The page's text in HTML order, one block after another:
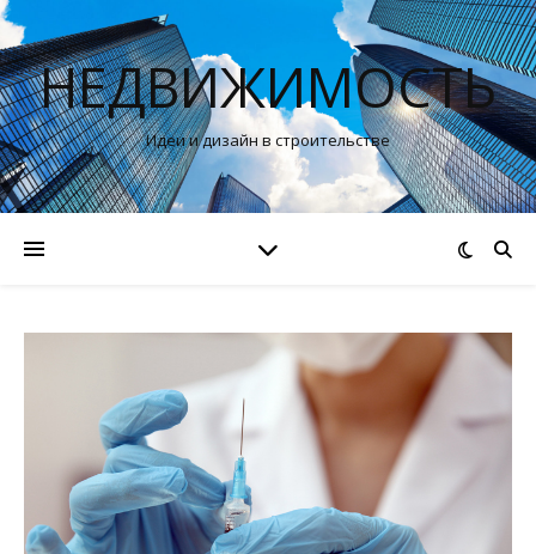
НЕДВИЖИМОСТЬ
Идеи и дизайн в строительстве